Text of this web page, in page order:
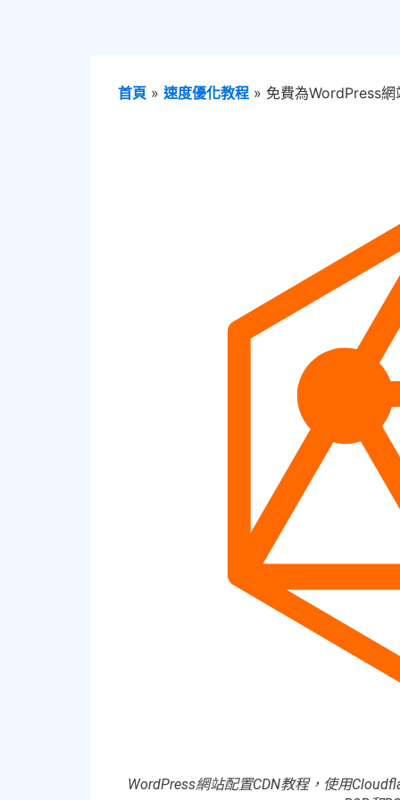
首頁 » 速度優化教程 » 免費為WordPress
WordPress網站配置CDN教程，使用